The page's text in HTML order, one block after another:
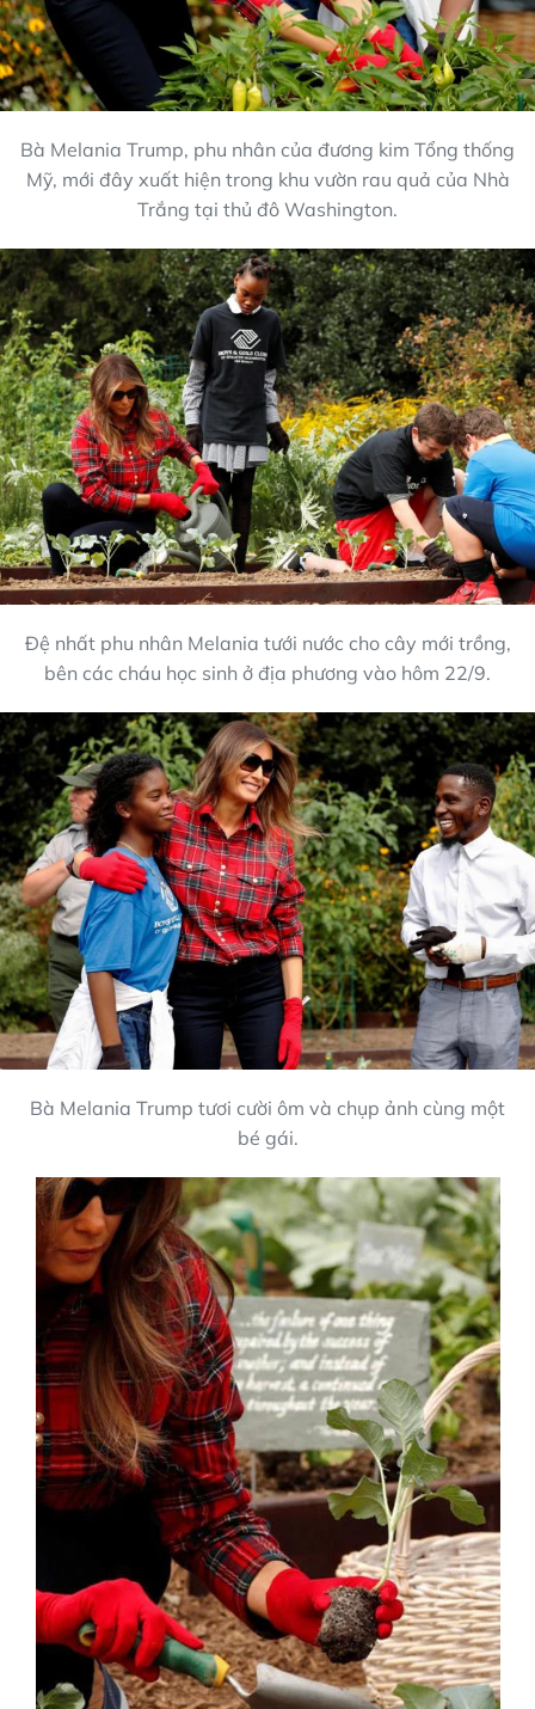
Bà Melania Trump, phu nhân của đương kim Tổng thống
Mỹ, mới đây xuất hiện trong khu vườn rau quả của Nhà
Trắng tại thủ đô Washington.
Đệ nhất phu nhân Melania tưới nước cho cây mới trồng,
bên các cháu học sinh ở địa phương vào hôm 22/9.
Bà Melania Trump tươi cười ôm và chụp ảnh cùng một
bé gái.